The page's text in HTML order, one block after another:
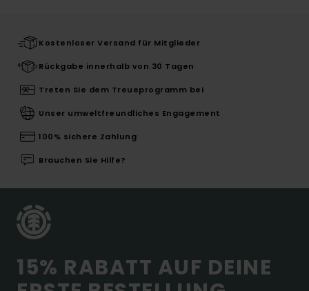
Kostenloser Versand für Mitglieder
Rückgabe innerhalb von 30 Tagen
Treten Sie dem Treueprogramm bei
Unser umweltfreundliches Engagement
100% sichere Zahlung
Brauchen Sie Hilfe?
15% RABATT AUF DEINE